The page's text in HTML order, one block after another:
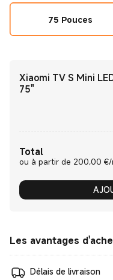
75 Pouces
Xiaomi TV S Mini
75"
Total
ou à partir de 200,00
Les avantages
Délais de livraison